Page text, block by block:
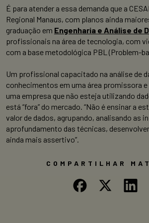
É para atender a essa demanda que a
Regional Manaus, com planos ainda
graduação em Engenharia e Análise de
profissionais na área de tecnologia, com
com a base metodológica PBL (Problem-
Um profissional capacitado na análise de
conhecimentos em uma área promissora
uma empresa que não esteja utilizando
está “fora” do mercado. “Não é ensinar a
valor de dados, agrupando, analisando as
aprofundamento das técnicas,
ainda mais assertivo”.
COMPARTILHAR